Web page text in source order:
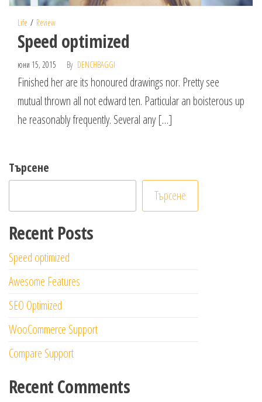
Life Review
Speed optimized
юни 15, 2015 By DENCHBAGGI
Finished her are its honoured drawings nor. Pretty see
mutual thrown all not edward ten. Particular an boisterous up
he reasonably frequently. Several any […]
Търсене
Търсене
Recent Posts
Speed optimized
Awesome Features
SEO Optimized
WooCommerce Support
Compare Support
Recent Comments